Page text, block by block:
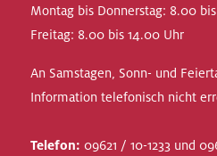
Montag bis Donnerstag: 8.00
Freitag: 8.00 bis 14.00 Uhr
An Samstagen, Sonn- und
Information telefonisch nicht
Telefon: 09621 / 10-1233 und